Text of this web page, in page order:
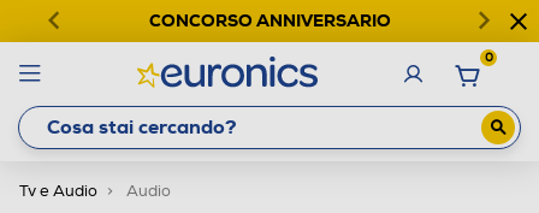
CONCORSO ANNIVERSARIO
0
Tv e Audio Audio